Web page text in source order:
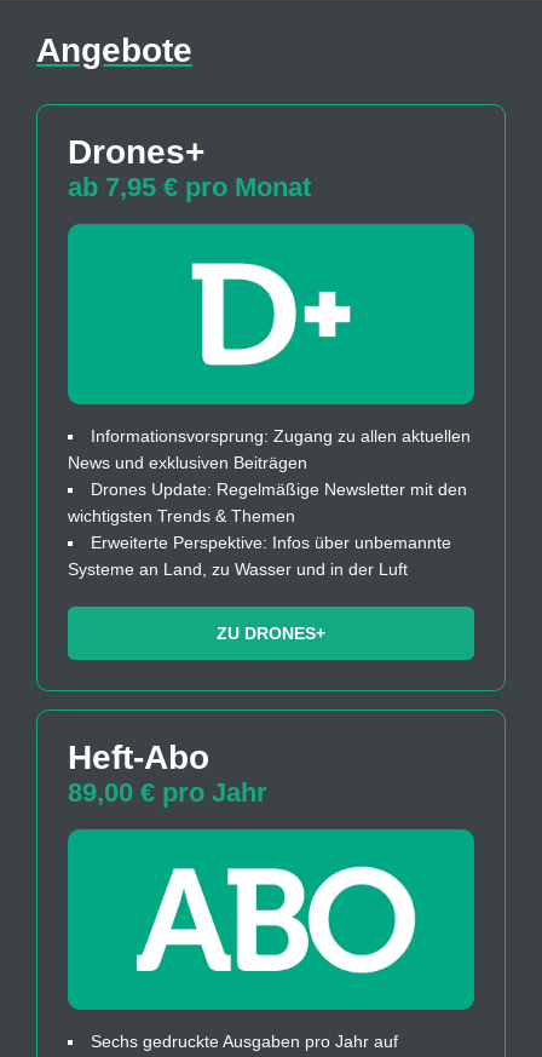
Angebote
Drones+
ab 7,95 € pro Monat
Informationsvorsprung: Zugang zu allen aktuellen
News und exklusiven Beiträgen
Drones Update: Regelmäßige Newsletter mit den
wichtigsten Trends & Themen
Erweiterte Perspektive: Infos über unbemannte
Systeme an Land, zu Wasser und in der Luft
ZU DRONES+
Heft-Abo
89,00 € pro Jahr
Sechs gedruckte Ausgaben pro Jahr auf